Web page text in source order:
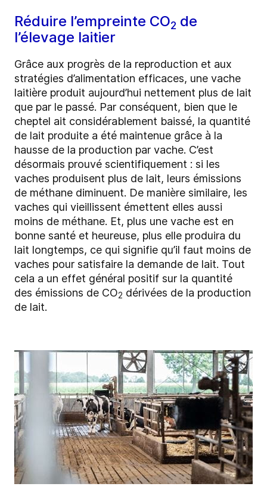
Réduire l’empreinte CO2 de
l’élevage laitier
Grâce aux progrès de la reproduction et aux
stratégies d’alimentation efficaces, une vache
laitière produit aujourd’hui nettement plus de lait
que par le passé. Par conséquent, bien que le
cheptel ait considérablement baissé, la quantité
de lait produite a été maintenue grâce à la
hausse de la production par vache. C’est
désormais prouvé scientifiquement : si les
vaches produisent plus de lait, leurs émissions
de méthane diminuent. De manière similaire, les
vaches qui vieillissent émettent elles aussi
moins de méthane. Et, plus une vache est en
bonne santé et heureuse, plus elle produira du
lait longtemps, ce qui signifie qu’il faut moins de
vaches pour satisfaire la demande de lait. Tout
cela a un effet général positif sur la quantité
des émissions de CO2 dérivées de la production
de lait.